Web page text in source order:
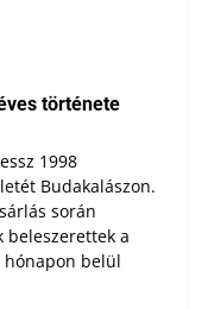
története
1998
Budakalászon.
során
beleszerettek a
belül